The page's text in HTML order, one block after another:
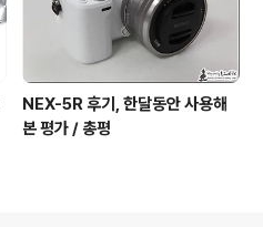
NEX-5R 후기, 한달동안 사용해
본 평가 / 총평